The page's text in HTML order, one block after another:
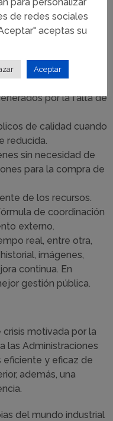
con la implantación
soportado por un
información
por la falta de
de calidad cuando
reducida.
sin necesidad de
para la compra de
de los recursos.
de coordinación
externo.
real, entre otra,
imágenes,
continua. En
gestión pública.
motivada por la
las Administraciones
eficiente y eficaz de
además, una
del mundo industrial
de redes sociales
aceptas su
Aceptar